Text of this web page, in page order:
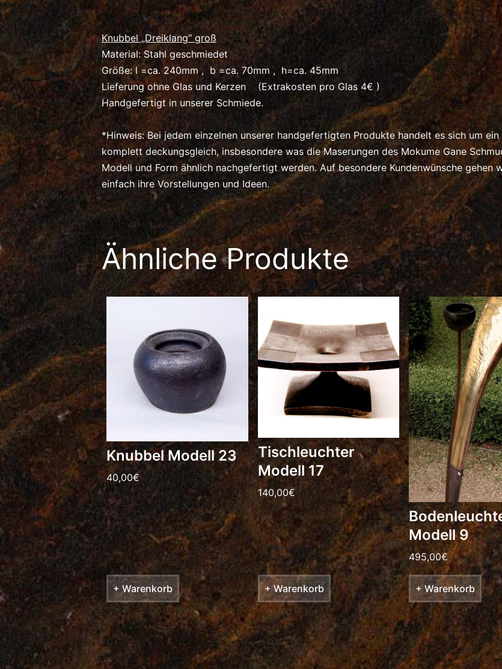
Knubbel „Dreiklang“ groß
Material: Stahl geschmiedet
Größe: l =ca. 240mm , b =ca. 70mm , h=ca. 45mm
Lieferung ohne Glas und Kerzen (Extrakosten pro Glas 4€ )
Handgefertigt in unserer Schmiede.
*Hinweis: Bei jedem einzelnen unserer handgefertigten Produkte handelt es sich um
komplett deckungsgleich, insbesondere was die Maserungen des Mokume Gane
Modell und Form ähnlich nachgefertigt werden. Auf besondere Kundenwünsche gehen
einfach ihre Vorstellungen und Ideen.
Ähnliche Produkte
Knubbel Modell 23
40,00€
+ Warenkorb
Tischleuchter
Modell 17
140,00€
+ Warenkorb
Modell 9
495,00€
+ Warenkorb